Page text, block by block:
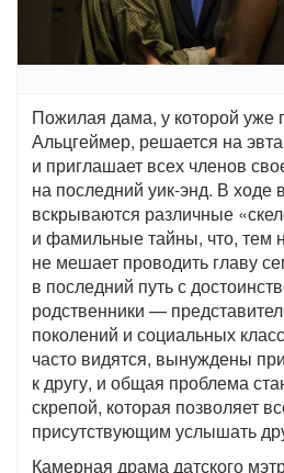
Пожилая дама, у которой уже
Альцгеймер, решается на
и приглашает всех членов
на последний уик-энд. В ходе
вскрываются различные
и фамильные тайны, что, тем
не мешает проводить главу
в последний путь с
родственники —
поколений и социальных
часто видятся, вынуждены
к другу, и общая проблема
скрепой, которая позволяет
присутствующим услышать
Камерная драма датского